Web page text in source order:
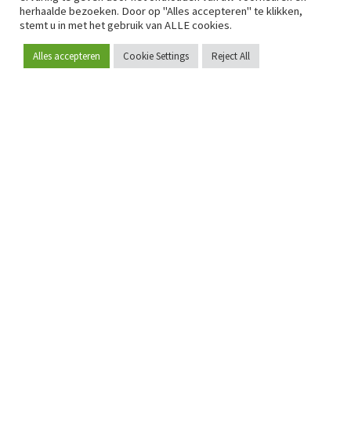
Word lid
herhaalde bezoeken. Door op "Alles accepteren" te klikken,
stemt u in met het gebruik van ALLE cookies.
Alles accepteren Cookie Settings Reject All